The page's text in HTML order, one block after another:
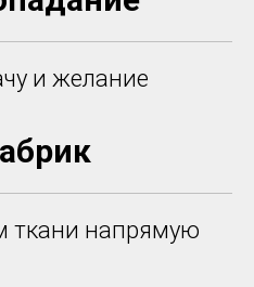
и желание
ткани напрямую